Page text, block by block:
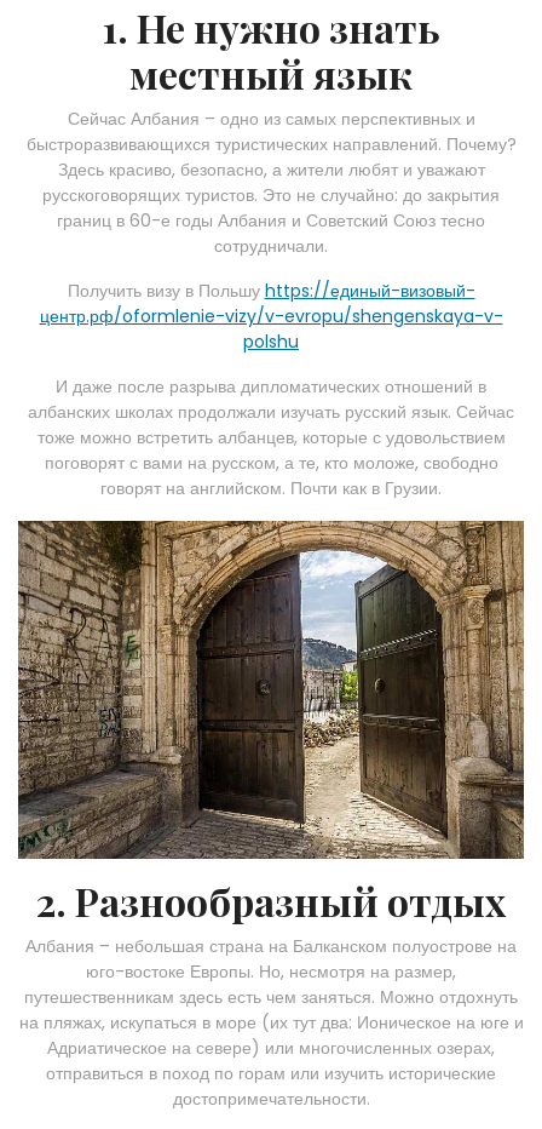
1. Не нужно знать
местный язык
Сейчас Албания – одно из самых перспективных и
быстроразвивающихся туристических направлений. Почему?
Здесь красиво, безопасно, а жители любят и уважают
русскоговорящих туристов. Это не случайно: до закрытия
границ в 60-е годы Албания и Советский Союз тесно
сотрудничали.
Получить визу в Польшу https://единый-визовый-
центр.рф/oformlenie-vizy/v-evropu/shengenskaya-v-
polshu
И даже после разрыва дипломатических отношений в
албанских школах продолжали изучать русский язык. Сейчас
тоже можно встретить албанцев, которые с удовольствием
поговорят с вами на русском, а те, кто моложе, свободно
говорят на английском. Почти как в Грузии.
2. Разнообразный отдых
Албания – небольшая страна на Балканском полуострове на
юго-востоке Европы. Но, несмотря на размер,
путешественникам здесь есть чем заняться. Можно отдохнуть
на пляжах, искупаться в море (их тут два: Ионическое на юге и
Адриатическое на севере) или многочисленных озерах,
отправиться в поход по горам или изучить исторические
достопримечательности.